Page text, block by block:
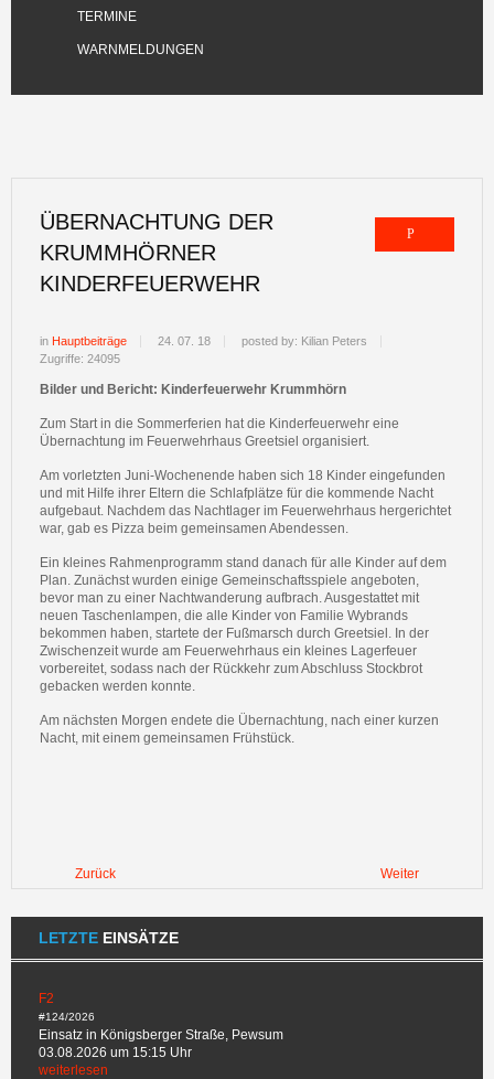
TERMINE
WARNMELDUNGEN
ÜBERNACHTUNG DER
KRUMMHÖRNER
KINDERFEUERWEHR
in Hauptbeiträge 24. 07. 18
posted by: Kilian Peters
Zugriffe: 24095
Bilder und Bericht: Kinderfeuerwehr Krummhörn
Zum Start in die Sommerferien hat die Kinderfeuerwehr eine
Übernachtung im Feuerwehrhaus Greetsiel organisiert.
Am vorletzten Juni-Wochenende haben sich 18 Kinder eingefunden
und mit Hilfe ihrer Eltern die Schlafplätze für die kommende Nacht
aufgebaut. Nachdem das Nachtlager im Feuerwehrhaus hergerichtet
war, gab es Pizza beim gemeinsamen Abendessen.
Ein kleines Rahmenprogramm stand danach für alle Kinder auf dem
Plan. Zunächst wurden einige Gemeinschaftsspiele angeboten,
bevor man zu einer Nachtwanderung aufbrach. Ausgestattet mit
neuen Taschenlampen, die alle Kinder von Familie Wybrands
bekommen haben, startete der Fußmarsch durch Greetsiel. In der
Zwischenzeit wurde am Feuerwehrhaus ein kleines Lagerfeuer
vorbereitet, sodass nach der Rückkehr zum Abschluss Stockbrot
gebacken werden konnte.
Am nächsten Morgen endete die Übernachtung, nach einer kurzen
Nacht, mit einem gemeinsamen Frühstück.
Zurück Weiter
LETZTE EINSÄTZE
F2
#124/2026
Einsatz in Königsberger Straße, Pewsum
03.08.2026 um 15:15 Uhr
weiterlesen